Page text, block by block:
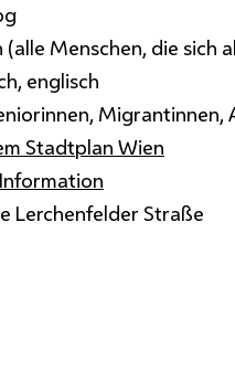
(alle Menschen, die sich
englisch
Migrantinnen,
Stadtplan Wien
Lerchenfelder Straße